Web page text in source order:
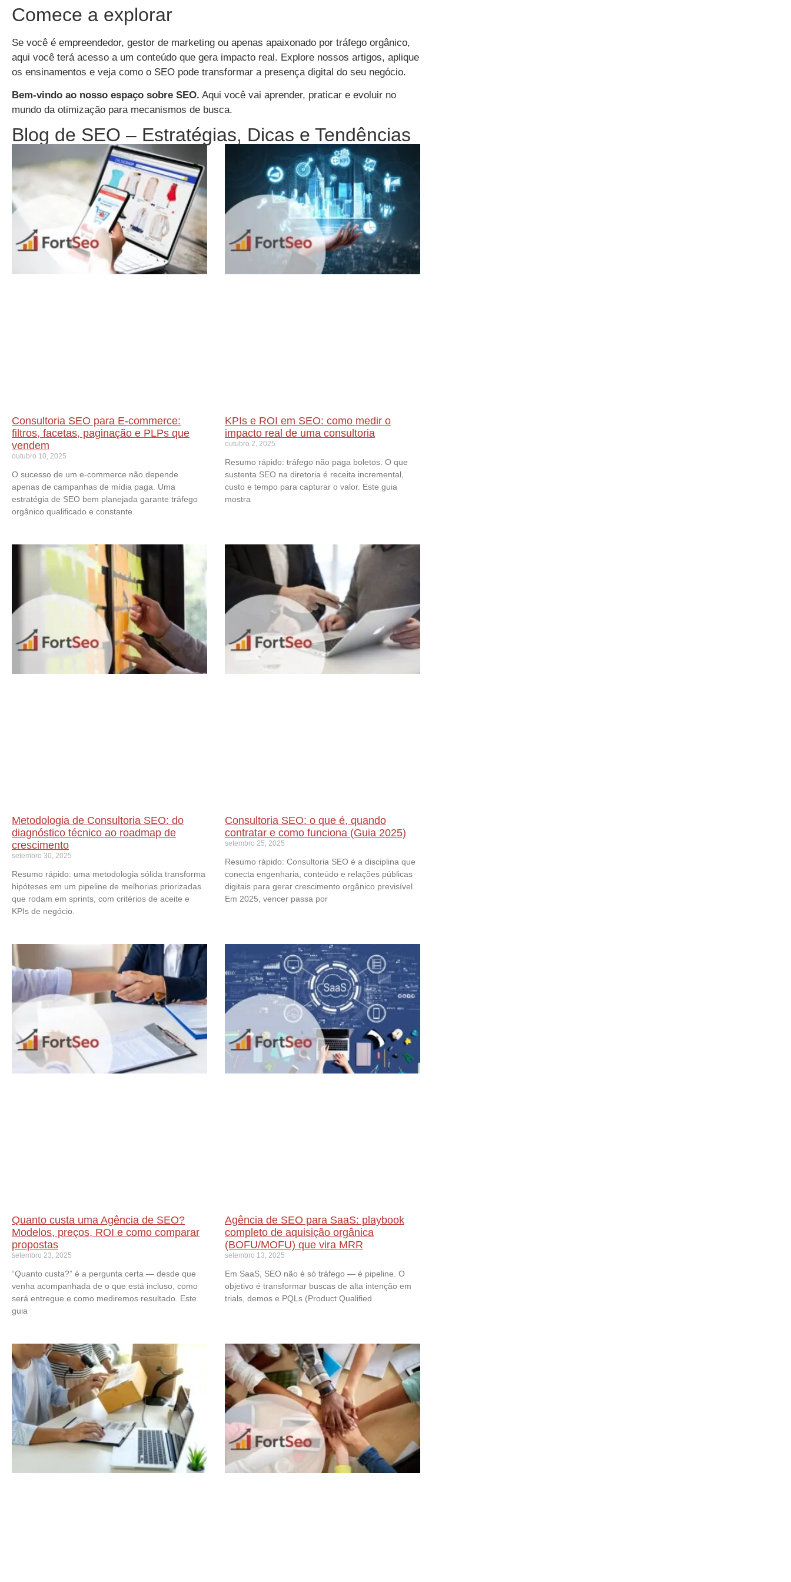
Comece a explorar
Se você é empreendedor, gestor de marketing ou apenas apaixonado por tráfego orgânico,
aqui você terá acesso a um conteúdo que gera impacto real. Explore nossos artigos, aplique
os ensinamentos e veja como o SEO pode transformar a presença digital do seu negócio.
Bem-vindo ao nosso espaço sobre SEO. Aqui você vai aprender, praticar e evoluir no
mundo da otimização para mecanismos de busca.
Blog de SEO – Estratégias, Dicas e Tendências
Consultoria SEO para E-commerce:
filtros, facetas, paginação e PLPs que
vendem
outubro 10, 2025
O sucesso de um e-commerce não depende
apenas de campanhas de mídia paga. Uma
estratégia de SEO bem planejada garante tráfego
orgânico qualificado e constante.
KPIs e ROI em SEO: como medir o
impacto real de uma consultoria
outubro 2, 2025
Resumo rápido: tráfego não paga boletos. O que
sustenta SEO na diretoria é receita incremental,
custo e tempo para capturar o valor. Este guia
mostra
Metodologia de Consultoria SEO: do
diagnóstico técnico ao roadmap de
crescimento
setembro 30, 2025
Resumo rápido: uma metodologia sólida transforma
hipóteses em um pipeline de melhorias priorizadas
que rodam em sprints, com critérios de aceite e
KPIs de negócio.
Consultoria SEO: o que é, quando
contratar e como funciona (Guia 2025)
setembro 25, 2025
Resumo rápido: Consultoria SEO é a disciplina que
conecta engenharia, conteúdo e relações públicas
digitais para gerar crescimento orgânico previsível.
Em 2025, vencer passa por
Quanto custa uma Agência de SEO?
Modelos, preços, ROI e como comparar
propostas
setembro 23, 2025
“Quanto custa?” é a pergunta certa — desde que
venha acompanhada de o que está incluso, como
será entregue e como mediremos resultado. Este
guia
Agência de SEO para SaaS: playbook
completo de aquisição orgânica
(BOFU/MOFU) que vira MRR
setembro 13, 2025
Em SaaS, SEO não é só tráfego — é pipeline. O
objetivo é transformar buscas de alta intenção em
trials, demos e PQLs (Product Qualified